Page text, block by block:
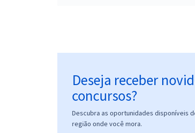
Deseja receber
concursos?
Descubra as oportunidades disponíveis
região onde você mora.